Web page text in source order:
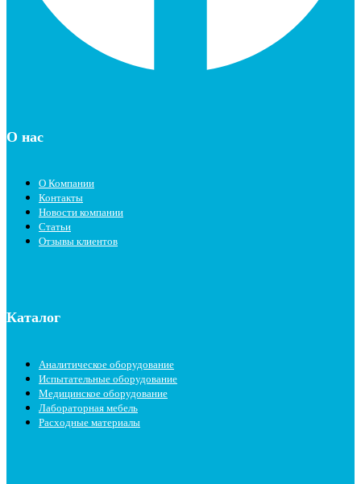
О нас
О Компании
Контакты
Новости компании
Статьи
Отзывы клиентов
Каталог
Аналитическое оборудование
Испытательные оборудование
Медицинское оборудование
Лабораторная мебель
Расходные материалы